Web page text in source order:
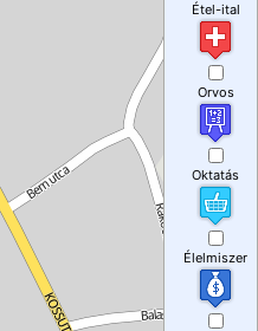
Étel-ital
Orvos
Oktatás
Élelmiszer